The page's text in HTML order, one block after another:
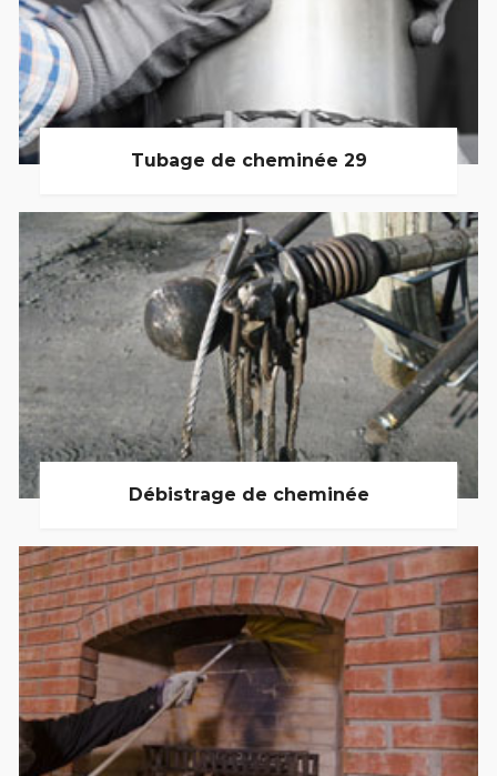
Tubage de cheminée 29
Débistrage de cheminée